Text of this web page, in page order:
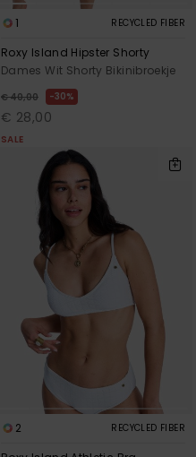
1 RECYCLED FIBER
Roxy Island Hipster Shorty
Dames Wit Shorty Bikinibroekje
€ 40,00 30%
€ 28,00
SALE
2 RECYCLED FIBER